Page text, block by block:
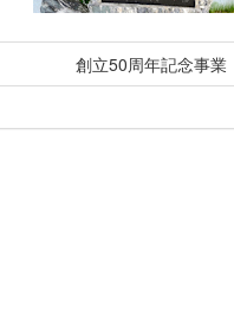
創立50周年記念事業